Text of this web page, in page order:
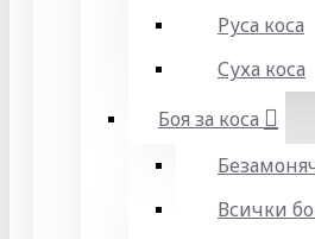
Руса коса
Суха коса
Боя за коса
Всички